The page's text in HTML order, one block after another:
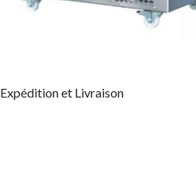
Expédition et Livraison